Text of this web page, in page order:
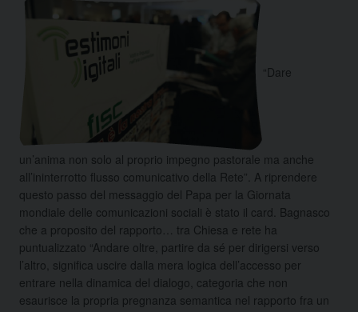
“Dare
un’anima non solo al proprio impegno pastorale ma anche
all’ininterrotto flusso comunicativo della Rete”. A riprendere
questo passo del messaggio del Papa per la Giornata
mondiale delle comunicazioni sociali è stato il card. Bagnasco
che a proposito del rapporto… tra Chiesa e rete ha
puntualizzato “Andare oltre, partire da sé per dirigersi verso
l’altro, significa uscire dalla mera logica dell’accesso per
entrare nella dinamica del dialogo, categoria che non
esaurisce la propria pregnanza semantica nel rapporto fra un